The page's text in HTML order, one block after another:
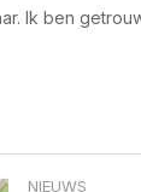
Ik ben
NIEUWS